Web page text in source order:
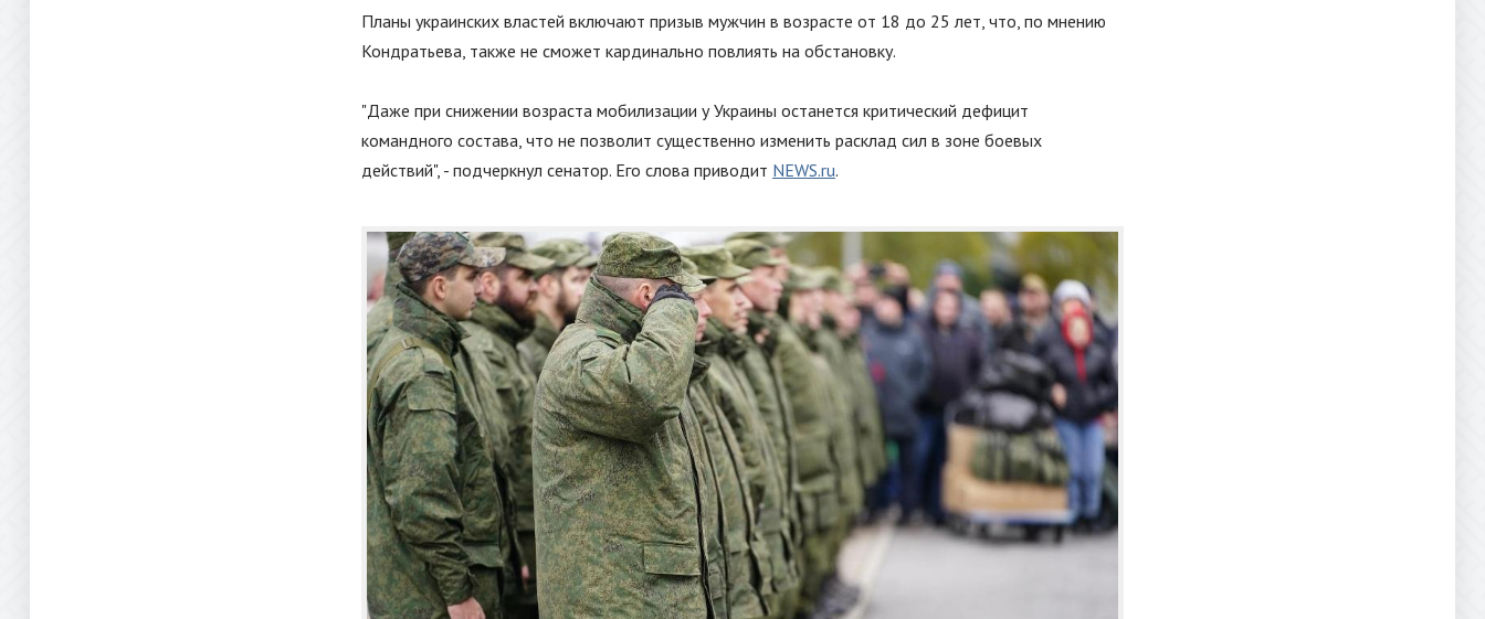
Планы украинских властей включают призыв мужчин в возрасте от 18 до 25 лет, что, по мнению
Кондратьева, также не сможет кардинально повлиять на обстановку.
"Даже при снижении возраста мобилизации у Украины останется критический дефицит
командного состава, что не позволит существенно изменить расклад сил в зоне боевых
действий", - подчеркнул сенатор. Его слова приводит NEWS.ru.